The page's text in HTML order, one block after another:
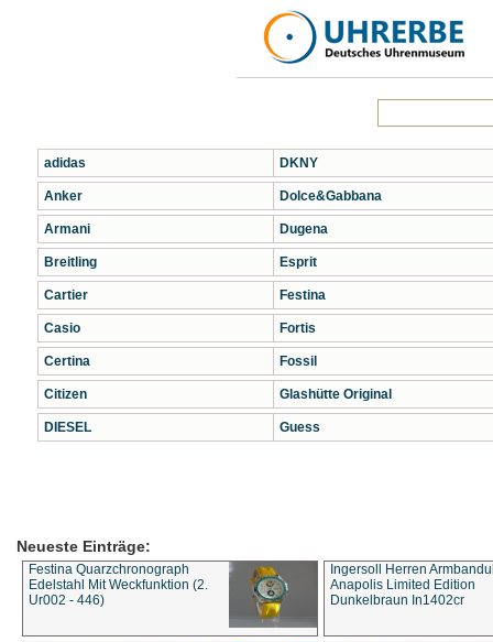
adidas
Anker
Armani
Breitling
Cartier
Casio
Certina
Citizen
DIESEL
DKNY
Dolce&Gabbana
Dugena
Esprit
Festina
Fortis
Fossil
Glashütte Original
Guess
Neueste Einträge:
Festina Quarzchronograph
Edelstahl Mit Weckfunktion (2.
Ur002 - 446)
Ingersoll Herren
Anapolis Limited Edition
Dunkelbraun In1402cr